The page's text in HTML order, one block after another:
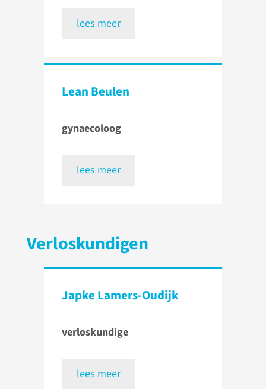
lees meer
Lean Beulen
gynaecoloog
lees meer
Verloskundigen
Japke Lamers-Oudijk
verloskundige
lees meer